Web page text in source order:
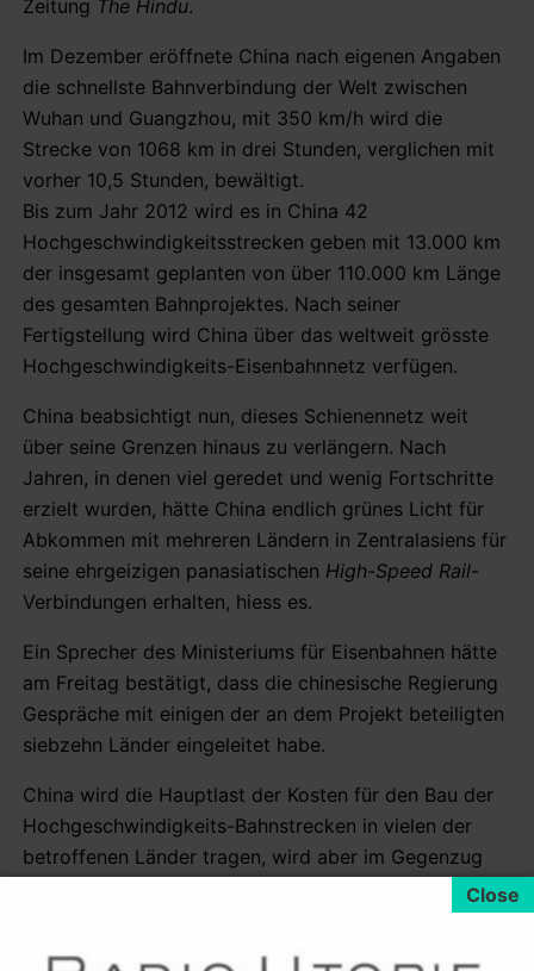
Zeitung The Hindu.
Im Dezember eröffnete China nach eigenen Angaben
die schnellste Bahnverbindung der Welt zwischen
Wuhan und Guangzhou, mit 350 km/h wird die
Strecke von 1068 km in drei Stunden, verglichen mit
vorher 10,5 Stunden, bewältigt.
Bis zum Jahr 2012 wird es in China 42
Hochgeschwindigkeitsstrecken geben mit 13.000 km
der insgesamt geplanten von über 110.000 km Länge
des gesamten Bahnprojektes. Nach seiner
Fertigstellung wird China über das weltweit grösste
Hochgeschwindigkeits-Eisenbahnnetz verfügen.
China beabsichtigt nun, dieses Schienennetz weit
über seine Grenzen hinaus zu verlängern. Nach
Jahren, in denen viel geredet und wenig Fortschritte
erzielt wurden, hätte China endlich grünes Licht für
Abkommen mit mehreren Ländern in Zentralasiens für
seine ehrgeizigen panasiatischen High-Speed Rail-
Verbindungen erhalten, hiess es.
Ein Sprecher des Ministeriums für Eisenbahnen hätte
am Freitag bestätigt, dass die chinesische Regierung
Gespräche mit einigen der an dem Projekt beteiligten
siebzehn Länder eingeleitet habe.
China wird die Hauptlast der Kosten für den Bau der
Hochgeschwindigkeits-Bahnstrecken in vielen der
betroffenen Länder tragen, wird aber im Gegenzug
vorgeschlagenen „Ressourcen für die Technologie“-